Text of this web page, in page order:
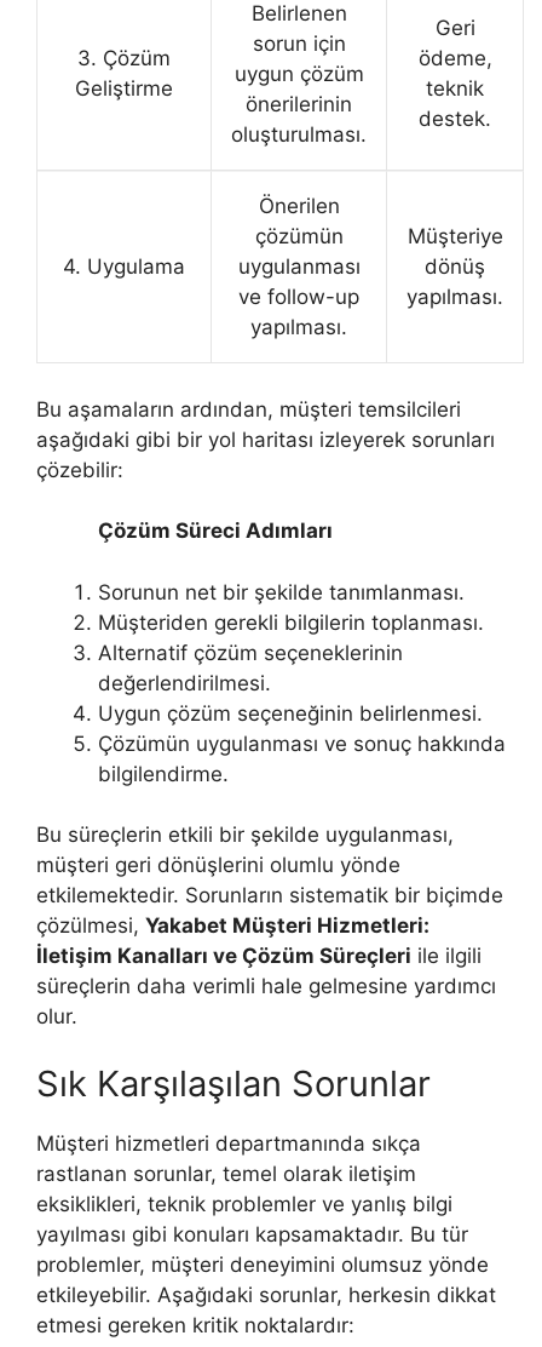
3. Çözüm
Geliştirme
Belirlenen
sorun için
uygun çözüm
önerilerinin
oluşturulması.
Geri
ödeme,
teknik
destek.
4. Uygulama
Önerilen
çözümün
uygulanması
ve follow-up
yapılması.
Müşteriye
dönüş
yapılması.
Bu aşamaların ardından, müşteri temsilcileri
aşağıdaki gibi bir yol haritası izleyerek sorunları
çözebilir:
Çözüm Süreci Adımları
Sorunun net bir şekilde tanımlanması.
Müşteriden gerekli bilgilerin toplanması.
Alternatif çözüm seçeneklerinin
değerlendirilmesi.
Uygun çözüm seçeneğinin belirlenmesi.
Çözümün uygulanması ve sonuç hakkında
bilgilendirme.
Bu süreçlerin etkili bir şekilde uygulanması,
müşteri geri dönüşlerini olumlu yönde
etkilemektedir. Sorunların sistematik bir biçimde
çözülmesi, Yakabet Müşteri Hizmetleri:
İletişim Kanalları ve Çözüm Süreçleri ile ilgili
süreçlerin daha verimli hale gelmesine yardımcı
olur.
Sık Karşılaşılan Sorunlar
Müşteri hizmetleri departmanında sıkça
rastlanan sorunlar, temel olarak iletişim
eksiklikleri, teknik problemler ve yanlış bilgi
yayılması gibi konuları kapsamaktadır. Bu tür
problemler, müşteri deneyimini olumsuz yönde
etkileyebilir. Aşağıdaki sorunlar, herkesin dikkat
etmesi gereken kritik noktalardır: